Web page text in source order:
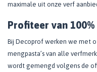
maximale uit onze verf
Profiteer van
Bij Decoprof werken we met
mengpasta’s van alle
wordt gemengd volgens de